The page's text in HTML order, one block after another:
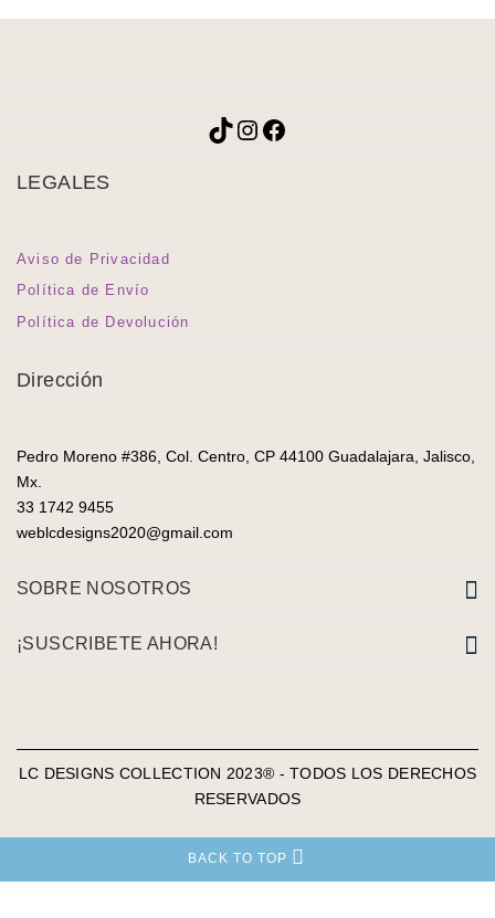
TikTok
Instagram
Facebook
LEGALES
Aviso de Privacidad
Política de Envío
Política de Devolución
Dirección
Pedro Moreno #386, Col. Centro, CP 44100 Guadalajara, Jalisco,
Mx.
33 1742 9455
weblcdesigns2020@gmail.com
SOBRE NOSOTROS
¡SUSCRIBETE AHORA!
LC DESIGNS COLLECTION 2023® - TODOS LOS DERECHOS
RESERVADOS
BACK TO TOP